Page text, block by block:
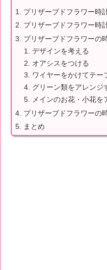
プリザーブドフラワー時
プリザーブドフラワー時
プリザーブドフラワーの
デザインを考える
オアシスをつける
ワイヤーをかけてテー
グリーン類をアレンジ
メインのお花・小花を
プリザーブドフラワーの
まとめ